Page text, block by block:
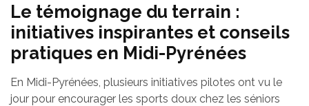
Le témoignage du terrain :
initiatives inspirantes et conseils
pratiques en Midi-Pyrénées
En Midi-Pyrénées, plusieurs initiatives pilotes ont vu le
jour pour encourager les sports doux chez les séniors